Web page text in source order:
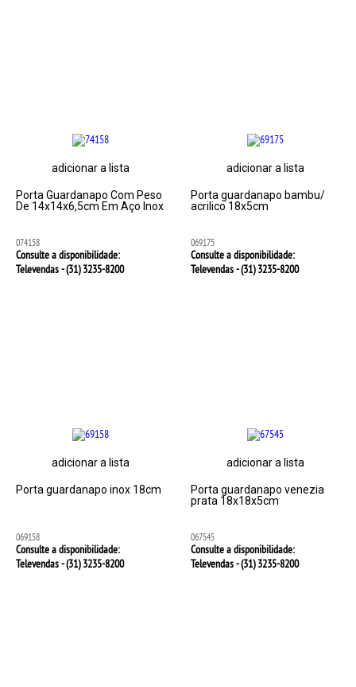
adicionar a lista
Porta Guardanapo Com Peso
De 14x14x6,5cm Em Aço Inox
074158
Consulte a disponibilidade:
Televendas - (31)3235-8200
adicionar a lista
Porta guardanapo bambu/
acrilico 18x5cm
069175
Consulte a disponibilidade:
Televendas - (31)3235-8200
adicionar a lista
Porta guardanapo inox 18cm
069158
Consulte a disponibilidade:
Televendas - (31)3235-8200
adicionar a lista
Porta guardanapo venezia
prata 18x18x5cm
067545
Consulte a disponibilidade:
Televendas - (31)3235-8200